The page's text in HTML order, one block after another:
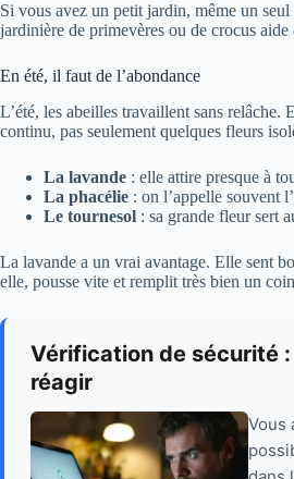
Si vous avez un petit jardin, même un
jardinière de primevères ou de crocus aide
En été, il faut de l’abondance
L’été, les abeilles travaillent sans relâche.
continu, pas seulement quelques fleurs
La lavande : elle attire presque à
La phacélie : on l’appelle souvent
Le tournesol : sa grande fleur sert
La lavande a un vrai avantage. Elle sent
elle, pousse vite et remplit très bien un
Vérification de sécurité
réagir
Vous